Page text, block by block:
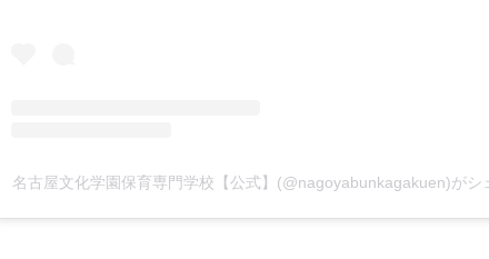
名古屋文化学園保育専門学校【公式】(@nagoyabunkagakuen)がシ